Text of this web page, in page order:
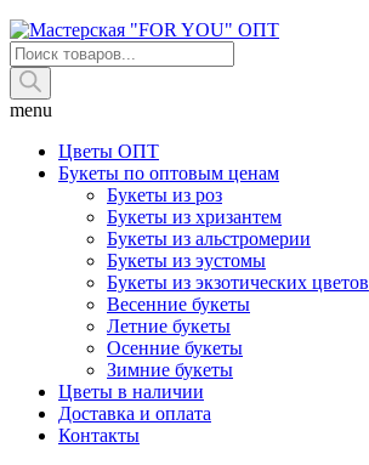
Поиск
товаров
menu
Цветы ОПТ
Букеты по оптовым ценам
Букеты из роз
Букеты из хризантем
Букеты из альстромерии
Букеты из эустомы
Букеты из экзотических цветов
Весенние букеты
Летние букеты
Осенние букеты
Зимние букеты
Цветы в наличии
Доставка и оплата
Контакты